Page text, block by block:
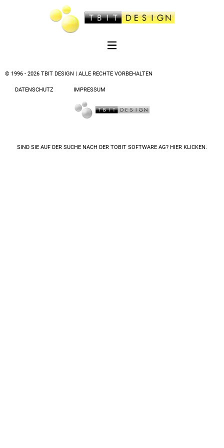
© 1996 - 2026 TBIT DESIGN | ALLE RECHTE VORBEHALTEN
DATENSCHUTZ IMPRESSUM
SIND SIE AUF DER SUCHE NACH DER TOBIT SOFTWARE AG? HIER KLICKEN.